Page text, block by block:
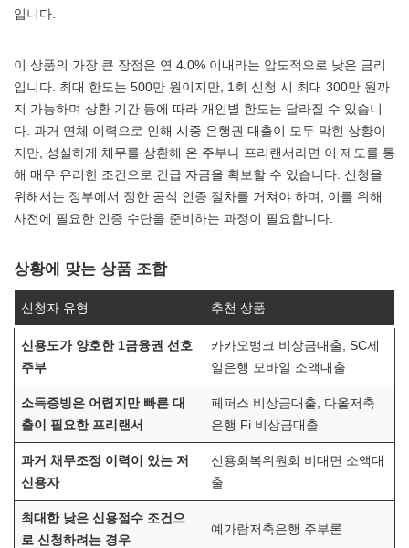
입니다.
이 상품의 가장 큰 장점은 연 4.0% 이내라는 압도적으로 낮은 금리
입니다. 최대 한도는 500만 원이지만, 1회 신청 시 최대 300만 원까
지 가능하며 상환 기간 등에 따라 개인별 한도는 달라질 수 있습니
다. 과거 연체 이력으로 인해 시중 은행권 대출이 모두 막힌 상황이
지만, 성실하게 채무를 상환해 온 주부나 프리랜서라면 이 제도를 통
해 매우 유리한 조건으로 긴급 자금을 확보할 수 있습니다. 신청을
위해서는 정부에서 정한 공식 인증 절차를 거쳐야 하며, 이를 위해
사전에 필요한 인증 수단을 준비하는 과정이 필요합니다.
상황에 맞는 상품 조합
신청자 유형 추천 상품
신용도가 양호한 1금융권 선호
주부
카카오뱅크 비상금대출, SC제
일은행 모바일 소액대출
소득증빙은 어렵지만 빠른 대
출이 필요한 프리랜서
페퍼스 비상금대출, 다올저축
은행 Fi 비상금대출
과거 채무조정 이력이 있는 저
신용자
신용회복위원회 비대면 소액대
출
최대한 낮은 신용점수 조건으
로 신청하려는 경우
예가람저축은행 주부론